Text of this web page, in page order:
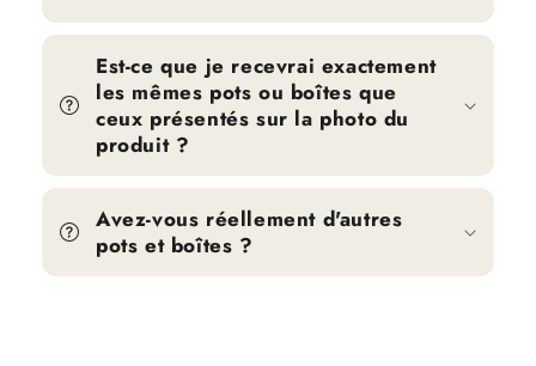
Est-ce que je recevrai exactement
les mêmes pots ou boîtes que
ceux présentés sur la photo du
produit ?
Avez-vous réellement d'autres
pots et boîtes ?